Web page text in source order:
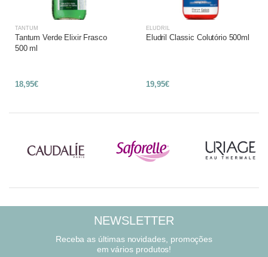
TANTUM
Tantum Verde Elixir Frasco
500 ml
18,95€
ELUDRIL
Eludril Classic Colutório 500ml
19,95€
NEWSLETTER
Receba as últimas novidades, promoções
em vários produtos!